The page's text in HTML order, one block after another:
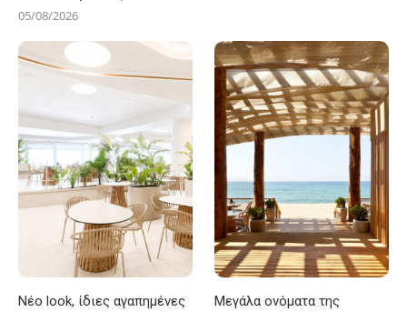
05/08/2026
Νέο look, ίδιες αγαπημένες
Μεγάλα ονόματα της